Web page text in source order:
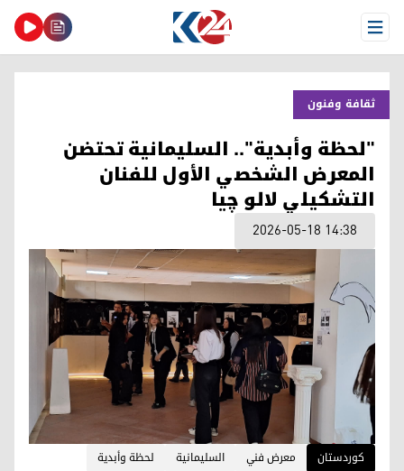
Open Menu
ثقافة وفنون
"لحظة وأبدية".. السليمانية تحتضن
المعرض الشخصي الأول للفنان
التشكيلي لالو چیا
2026-05-18 14:38
کوردستان معرض فني السليمانية لحظة وأبدية